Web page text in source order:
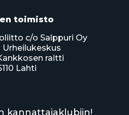
toimisto
c/o Salppuri Oy
Urheilukeskus
raitti
Lahti
kannattajaklubiin!